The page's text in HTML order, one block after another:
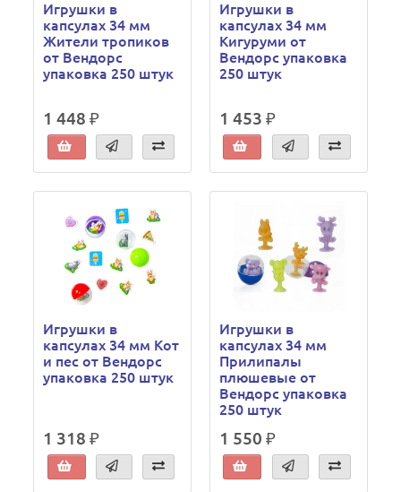
Игрушки в
капсулах 34 мм
Жители тропиков
от Вендорс
упаковка 250 штук
1 448 ₽
Игрушки в
капсулах 34 мм
Кигуруми от
Вендорс упаковка
250 штук
1 453 ₽
Игрушки в
капсулах 34 мм Кот
и пес от Вендорс
упаковка 250 штук
1 318 ₽
Игрушки в
капсулах 34 мм
Прилипалы
плюшевые от
Вендорс упаковка
250 штук
1 550 ₽